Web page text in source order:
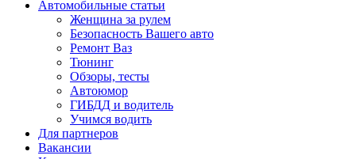
Автомобильные статьи
Женщина за рулем
Безопасность Вашего авто
Ремонт Ваз
Тюнинг
Обзоры, тесты
Автоюмор
ГИБДД и водитель
Учимся водить
Для партнеров
Вакансии